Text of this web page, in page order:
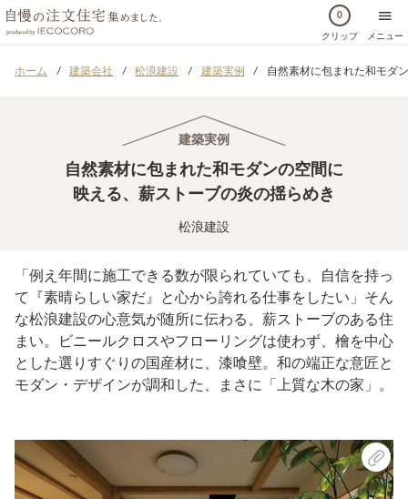
0
クリップ メニュー
ホーム 建築会社 松浪建設 建築実例 自然素材に包まれた和モダ
建築実例
自然素材に包まれた和モダンの空間に
映える、薪ストーブの炎の揺らめき
松浪建設
「例え年間に施工できる数が限られていても、自信を持っ
て『素晴らしい家だ』と心から誇れる仕事をしたい」そん
な松浪建設の心意気が随所に伝わる、薪ストーブのある住
まい。ビニールクロスやフローリングは使わず、檜を中心
とした選りすぐりの国産材に、漆喰壁。和の端正な意匠と
モダン・デザインが調和した、まさに「上質な木の家」。